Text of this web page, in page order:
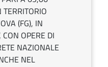
(FG), IN
CON OPERE DI
NAZIONALE
NEL